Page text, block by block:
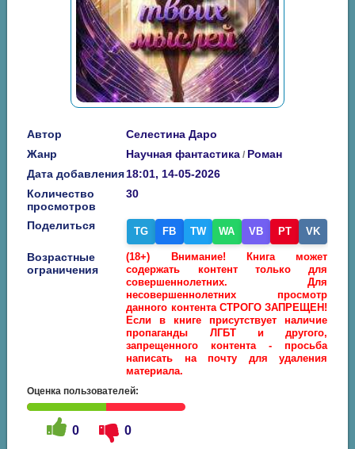
Автор
Селестина Даро
Жанр
Научная фантастика / Роман
Дата добавления18:01, 14-05-2026
Количество
просмотров
30
Поделиться TG FB TW WA VB PT VK
Возрастные
ограничения
(18+) Внимание! Книга может
содержать контент только для
совершеннолетних. Для
несовершеннолетних просмотр
данного контента СТРОГО ЗАПРЕЩЕН!
Если в книге присутствует наличие
пропаганды ЛГБТ и другого,
запрещенного контента - просьба
написать на почту для удаления
материала.
Оценка пользователей:
0 0